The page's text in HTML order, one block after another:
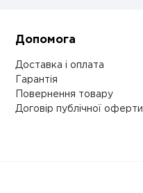
Допомога
Доставка і оплата
Гарантія
Повернення товару
Договір публічної оферти